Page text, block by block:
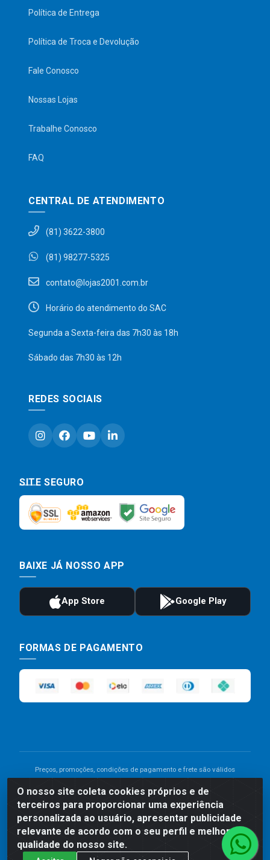
O nosso site coleta cookies próprios e de
terceiros para proporcionar uma experiência
personalizada ao usuário, apresentar publicidade
relevante de acordo com o seu perfil e melhorar a
qualidade do nosso site.
Política de Entrega
Política de Troca e Devolução
Fale Conosco
Nossas Lojas
Trabalhe Conosco
FAQ
CENTRAL DE ATENDIMENTO
(81) 3622-3800
(81) 98277-5325
contato@lojas2001.com.br
Horário do atendimento do SAC
Segunda a Sexta-feira das 7h30 às 18h
Sábado das 7h30 às 12h
REDES SOCIAIS
SITE SEGURO
BAIXE JÁ NOSSO APP
FORMAS DE PAGAMENTO
Preços, promoções, condições de pagamento e frete são válidos
divergência de preço de um produto, será válido o preço que for
exibido no carrinho de compras do site no momento do pagamento.
As vendas estão sujeitas a análise e disponibilidade do estoque.
Imagens de produtos meramente ilustrativas.
Comercial de Construção 2001 LTDA - Av. Congresso